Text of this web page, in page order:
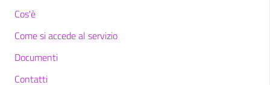
Cos'è
Come si accede al servizio
Documenti
Contatti